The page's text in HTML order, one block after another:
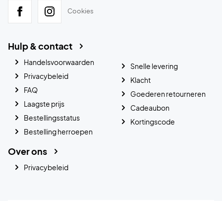
Cookies
Hulp & contact
Handelsvoorwaarden
Privacybeleid
FAQ
Laagste prijs
Bestellingsstatus
Bestelling herroepen
Snelle levering
Klacht
Goederen retourneren
Cadeaubon
Kortingscode
Over ons
Privacybeleid